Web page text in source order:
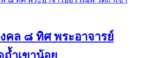
คล ๘ ทิศ พระอาจารย์